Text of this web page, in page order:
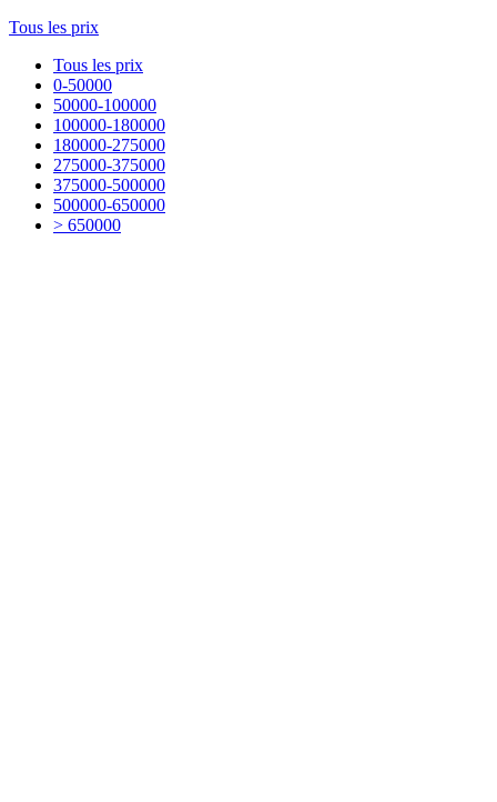
Tous les prix
Tous les prix
0-50000
50000-100000
100000-180000
180000-275000
275000-375000
375000-500000
500000-650000
> 650000